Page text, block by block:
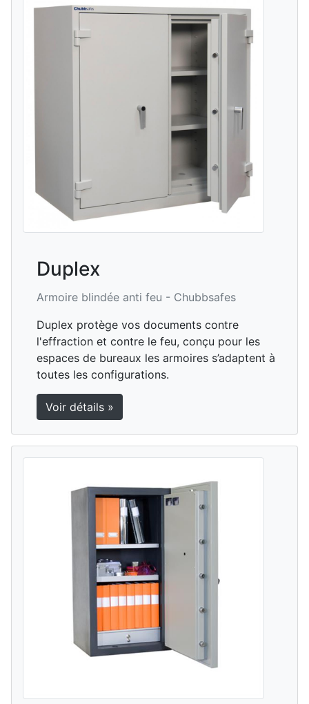
Duplex
Armoire blindée anti feu - Chubbsafes
Duplex protège vos documents contre
l'effraction et contre le feu, conçu pour les
espaces de bureaux les armoires s’adaptent à
toutes les configurations.
Voir détails »